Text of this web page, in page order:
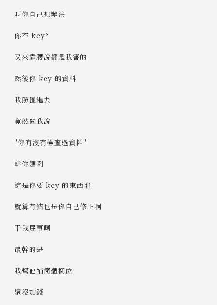
叫你自己想辦法
你不 key?
又來靠腰說都是我害的
然後你 key 的資料
我照匯進去
竟然問我說
"你有沒有檢查過資料"
幹你媽咧
這是你要 key 的東西耶
就算有錯也是你自己修正啊
干我屁事啊
最幹的是
我幫他補簡體欄位
還沒加錢